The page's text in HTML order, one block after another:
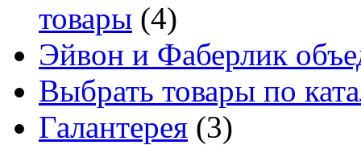
товары (4)
Эйвон и Фаберлик
Выбрать товары по
Галантерея (3)